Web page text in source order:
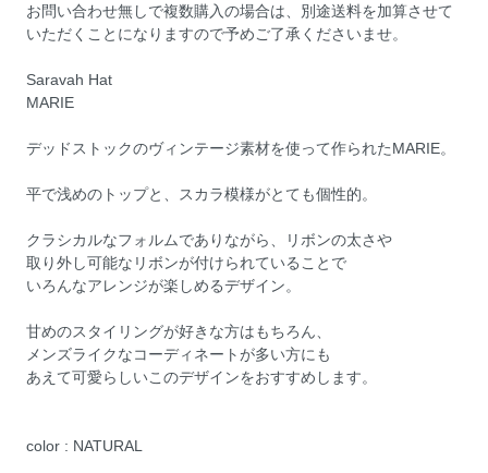
お問い合わせ無しで複数購入の場合は、別途送料を加算させて
いただくことになりますので予めご了承くださいませ。
Saravah Hat
MARIE
デッドストックのヴィンテージ素材を使って作られたMARIE。
平で浅めのトップと、スカラ模様がとても個性的。
クラシカルなフォルムでありながら、リボンの太さや
取り外し可能なリボンが付けられていることで
いろんなアレンジが楽しめるデザイン。
甘めのスタイリングが好きな方はもちろん、
メンズライクなコーディネートが多い方にも
あえて可愛らしいこのデザインをおすすめします。
color : NATURAL